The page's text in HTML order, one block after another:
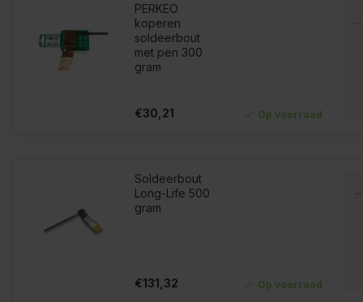
PERKEO
koperen
soldeerbout
met pen 300
gram
€30,21 Op voorraad
...
Soldeerbout
Long-Life 500
gram
€131,32 Op voorraad
...